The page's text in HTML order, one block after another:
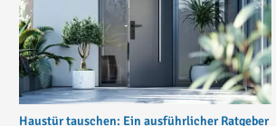
Haustür tauschen: Ein ausführlicher Ratgeber